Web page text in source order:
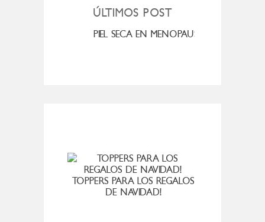
ÚLTIMOS POST
PIEL SECA EN MENOPAUSIA
TOPPERS PARA LOS REGALOS
DE NAVIDAD!